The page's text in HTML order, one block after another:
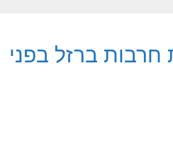
ברזל בפני